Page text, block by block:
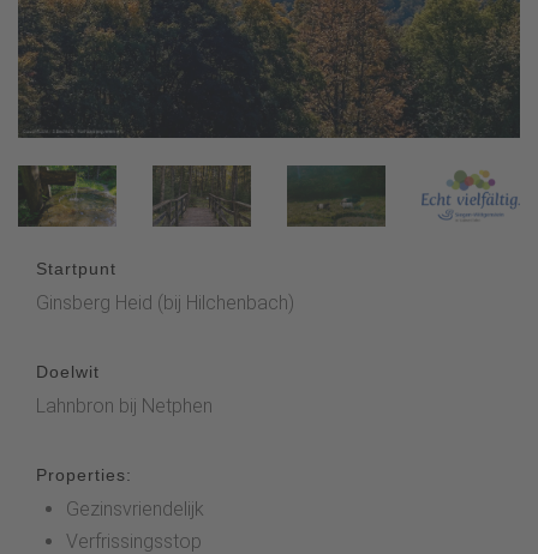
Startpunt
Ginsberg Heid (bij Hilchenbach)
Doelwit
Lahnbron bij Netphen
Properties:
Gezinsvriendelijk
Verfrissingsstop